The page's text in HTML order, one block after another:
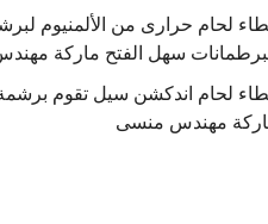
لحام حرارى من الألمنيوم
سهل الفتح ماركة
لحام اندكشن سيل تقوم
مهندس منسى